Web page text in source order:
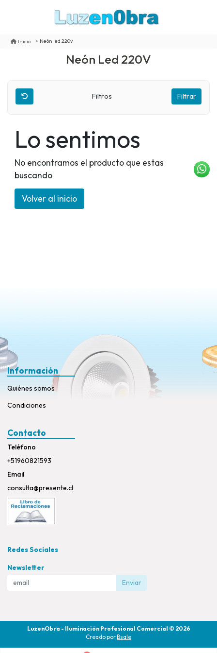
Inicio Neón led 220v
Neón Led 220V
Filtros Filtrar
Lo sentimos
No encontramos el producto que estas
buscando
Volver al inicio
Información
Quiénes somos
Condiciones
Contacto
Teléfono
+51960821593
Email
consulta@presente.cl
Redes Sociales
Newsletter
Enviar
LuzenObra - Iluminación Profesional Comercial © 2026
Creado porBsale